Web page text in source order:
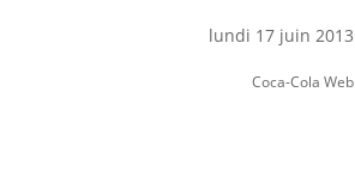
lundi 17 juin 2013
Coca-Cola Web